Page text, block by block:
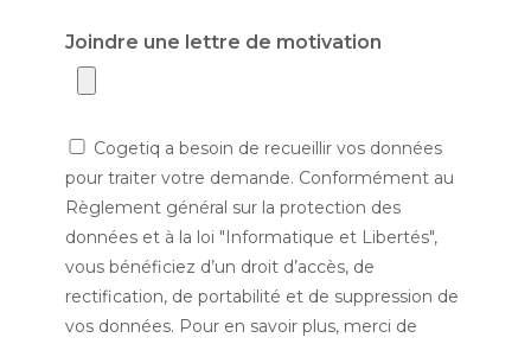
Joindre une lettre de motivation
Cogetiq a besoin de recueillir vos données
pour traiter votre demande. Conformément au
Règlement général sur la protection des
données et à la loi "Informatique et Libertés",
vous bénéficiez d’un droit d’accès, de
rectification, de portabilité et de suppression de
vos données. Pour en savoir plus, merci de